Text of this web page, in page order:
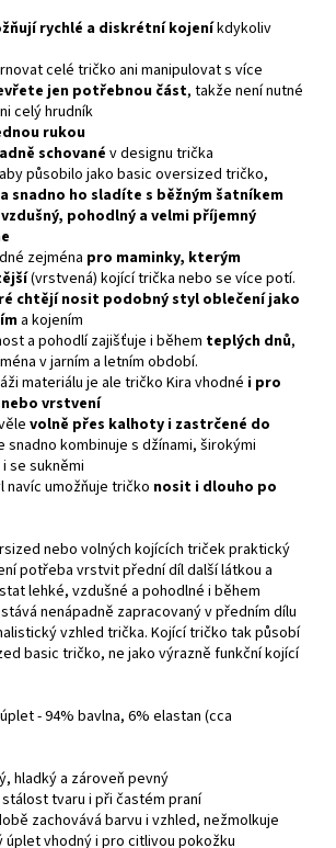
rychlé a diskrétní kojeníkdykoliv
celé tričko ani manipulovat s více
jen potřebnou část, takže není nutné
celý hrudník
rukou
schované v designu trička
působilo jako basic oversized tričko,
snadno ho sladíte s běžným šatníkem
pohodlný a velmi příjemný
zejména pro maminky, kterým
(vrstvená) kojící trička nebo se více potí.
chtějí nosit podobný styl oblečení jako
a kojením
a pohodlí zajišťuje i během teplých dnů,
v jarním a letním období.
materiálu je ale tričko Kira vhodné i pro
vrstvení
volně přes kalhoty i zastrčené do
snadno kombinuje s džínami, širokými
se sukněmi
navíc umožňuje tričko nosit i dlouho po
nebo volných kojících triček praktický
potřeba vrstvit přední díl další látkou a
lehké, vzdušné a pohodlné i během
nenápadně zapracovaný v předním dílu
vzhled trička. Kojící tričko tak působí
basic tričko, ne jako výrazně funkční kojící
- 94% bavlna, 6% elastan (cca
hladký a zároveň pevný
tvaru i při častém praní
zachovává barvu i vzhled, nežmolkuje
úplet vhodný i pro citlivou pokožku